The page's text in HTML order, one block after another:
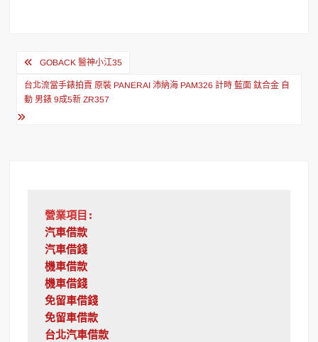
文
章
導
GOBACK 醫神小江35
台北流當手錶拍賣 原裝 PANERAI 沛納海 PAM326 計時 藍面 鈦合金 自
動 男錶 9成5新 ZR357
營業項目:
汽車借款
汽車借錢
機車借款
機車借錢
免留車借錢
免留車借款
台北汽車借款